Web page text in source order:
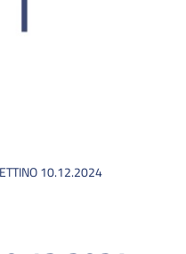
10.12.2024